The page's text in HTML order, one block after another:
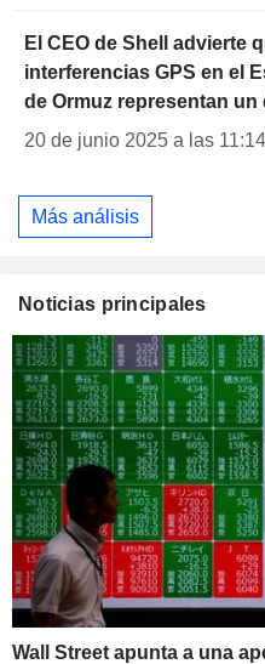
El CEO de Shell advierte
interferencias GPS en el
de Ormuz representan un
20 de junio 2025 a las 11:14
Más análisis
Noticias principales
Wall Street apunta a una